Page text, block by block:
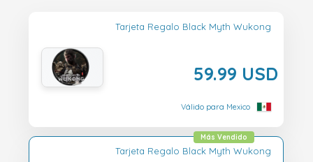
Tarjeta Regalo Black Myth Wukong
59.99 USD
Válido para Mexico
Tarjeta Regalo Black Myth Wukong
Más Vendido